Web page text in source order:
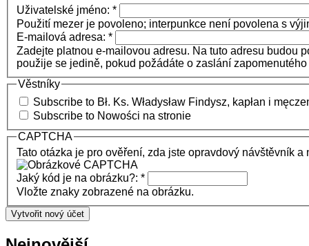
Uživatelské jméno: *
Použití mezer je povoleno; interpunkce není povolena s
E-mailová adresa: *
Zadejte platnou e-mailovou adresu. Na tuto adresu budou
použije se jedině, pokud požádáte o zaslání
Věstníky
Subscribe to Bł. Ks. Władysław Findysz, kapłan i
Subscribe to Nowości na stronie
CAPTCHA
Tato otázka je pro ověření, zda jste opravdový návštěvník
Jaký kód je na obrázku?: *
Vložte znaky zobrazené na obrázku.